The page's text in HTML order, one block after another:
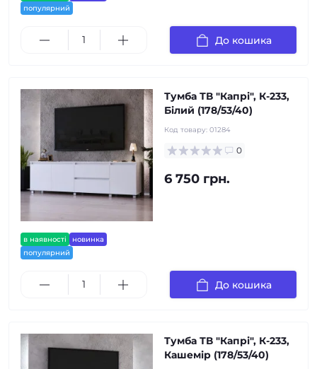
популярний
До кошика
в наявності
новинка
популярний
Тумба ТВ "Капрі", К-233,
Білий (178/53/40)
Код товару: 01284
0
6 750 грн.
До кошика
Тумба ТВ "Капрі", К-233,
Кашемір (178/53/40)